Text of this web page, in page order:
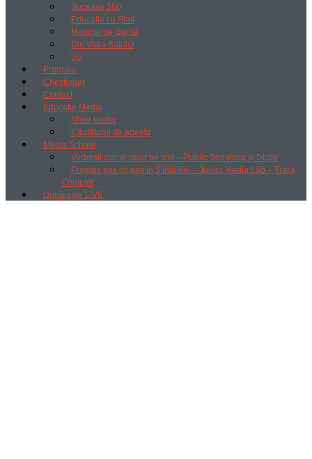
Suceava 360
Educație cu Ștaif
Medicul de Gardă
Din Vatra Satului
3G
Program
Chestionar
Contact
Educație Media
Nivel starter
Căutătorul de adevăr
Media School
Vorbești clar și sigur pe tine – Public Speaking și Dicție
Progres pas cu pas în 5 întâlniri – Junior Media Lab – Track
Complet
Urmărește LIVE